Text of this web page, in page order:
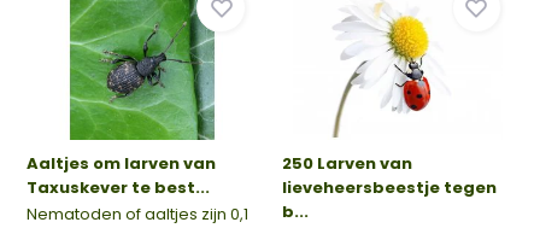
Aaltjes om larven van
Taxuskever te best...
Nematoden of aaltjes zijn 0,1
250 Larven van
lieveheersbeestje tegen
b...